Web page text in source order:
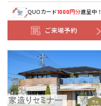
QUOカード1000円分進呈中！
ご来場予約